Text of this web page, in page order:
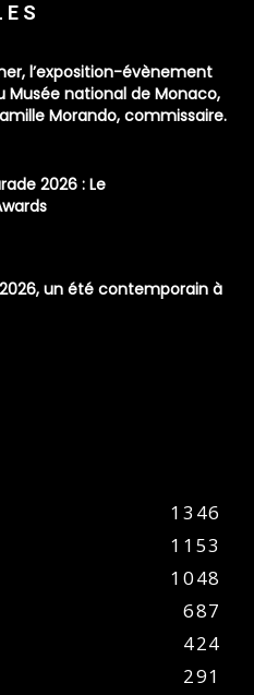
l’exposition-évènement
Musée national de Monaco,
Morando, commissaire.
2026 : Le
2026, un été contemporain à
1346
1153
1048
687
424
291